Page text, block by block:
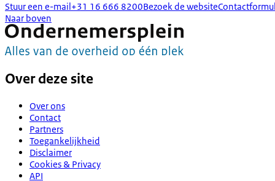
Stuur een e-mail +31 16 666 8200Bezoek de website
Naar boven
Over deze site
Over ons
Contact
Partners
Toegankelijkheid
Disclaimer
Cookies & Privacy
API